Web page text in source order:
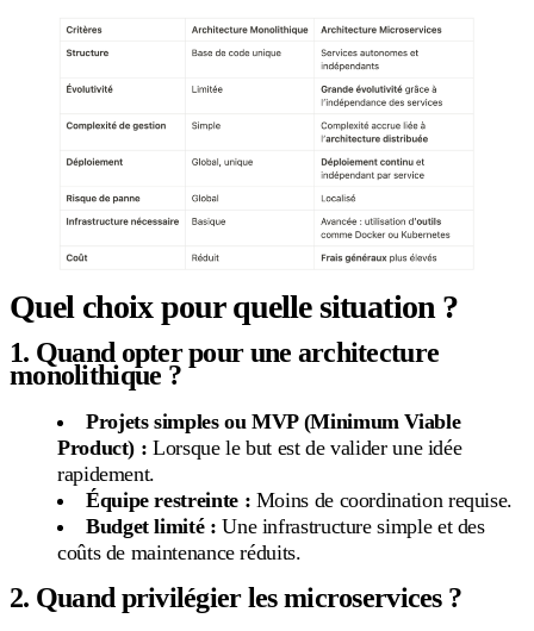
Quel choix pour quelle situation ?
1. Quand opter pour une architecture
monolithique ?
Projets simples ou MVP (Minimum Viable
Product) : Lorsque le but est de valider une idée
rapidement.
Équipe restreinte : Moins de coordination requise.
Budget limité : Une infrastructure simple et des
coûts de maintenance réduits.
2. Quand privilégier les microservices ?